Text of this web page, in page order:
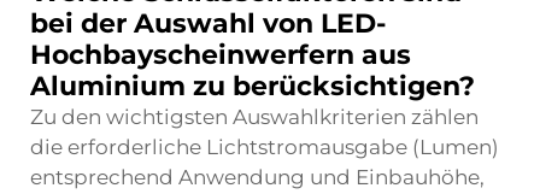
bei der Auswahl von LED-
Hochbayscheinwerfern aus
Aluminium zu berücksichtigen?
Zu den wichtigsten Auswahlkriterien zählen
die erforderliche Lichtstromausgabe (Lumen)
entsprechend Anwendung und Einbauhöhe,